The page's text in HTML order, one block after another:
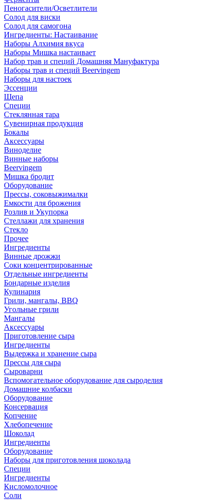
Пеногасители/Осветлители
Солод для виски
Солод для самогона
Ингредиенты: Настаивание
Наборы Алхимия вкуса
Наборы Мишка настаивает
Набор трав и специй Домашняя Мануфактура
Наборы трав и специй Beervingem
Наборы для настоек
Эссенции
Щепа
Специи
Стеклянная тара
Сувенирная продукция
Бокалы
Аксессуары
Виноделие
Винные наборы
Beervingem
Мишка бродит
Оборудование
Прессы, соковыжималки
Емкости для брожения
Розлив и Укупорка
Стеллажи для хранения
Стекло
Прочее
Ингредиенты
Винные дрожжи
Соки концентрированные
Отдельные ингредиенты
Бондарные изделия
Кулинария
Грили, мангалы, BBQ
Угольные грили
Мангалы
Аксессуары
Приготовление сыра
Ингредиенты
Выдержка и хранение сыра
Прессы для сыра
Сыроварни
Вспомогательное оборудование для сыроделия
Домашние колбаски
Оборудование
Консервация
Копчение
Хлебопечение
Шоколад
Ингредиенты
Оборудование
Наборы для приготовления шоколада
Специи
Ингредиенты
Кисломолочное
Соли